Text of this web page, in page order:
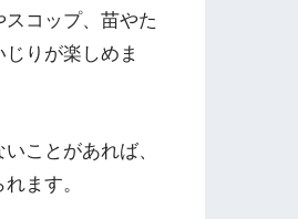
コップ、苗やた
りが楽しめま
ことがあれば、
ます。